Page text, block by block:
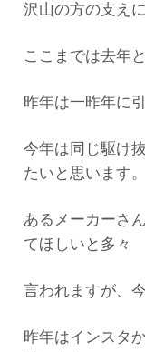
沢山の方の支え
ここまでは去年
昨年は一昨年に
今年は同じ駆け
たいと思います。
あるメーカーさ
てほしいと多々
言われますが、
昨年はインスタ